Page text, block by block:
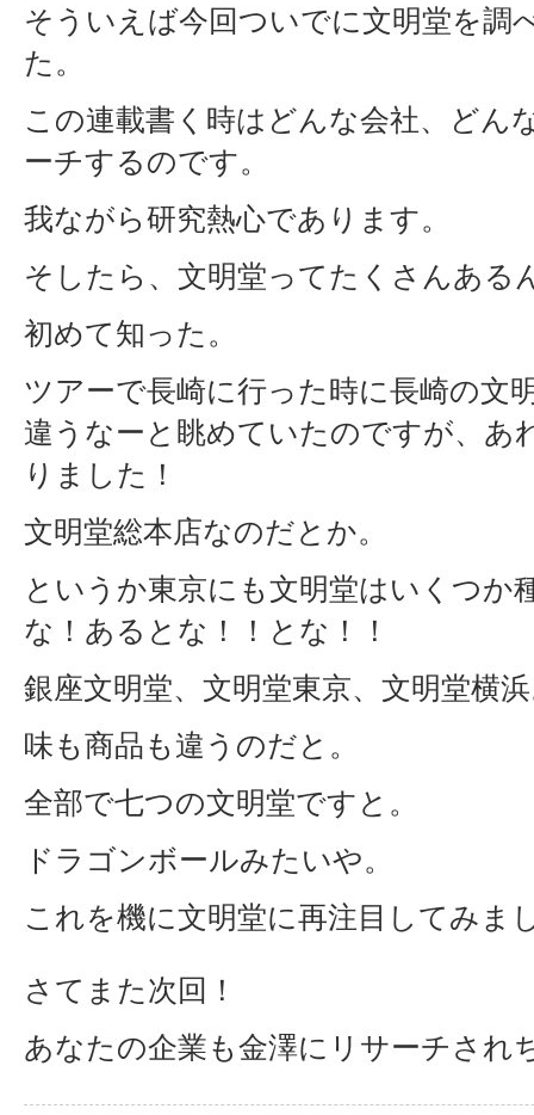
そういえば今回ついでに文明堂を調
た。
この連載書く時はどんな会社、どん
ーチするのです。
我ながら研究熱心であります。
そしたら、文明堂ってたくさんある
初めて知った。
ツアーで長崎に行った時に長崎の文
違うなーと眺めていたのですが、あ
りました！
文明堂総本店なのだとか。
というか東京にも文明堂はいくつか
な！あるとな！！とな！！
銀座文明堂、文明堂東京、文明堂横
味も商品も違うのだと。
全部で七つの文明堂ですと。
ドラゴンボールみたいや。
これを機に文明堂に再注目してみま
さてまた次回！
あなたの企業も金澤にリサーチされ